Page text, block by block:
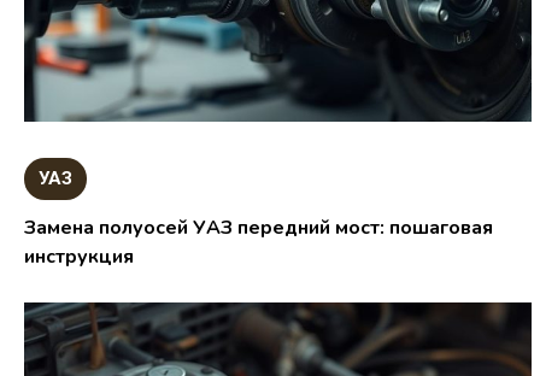
УАЗ
Замена полуосей УАЗ передний мост: пошаговая
инструкция